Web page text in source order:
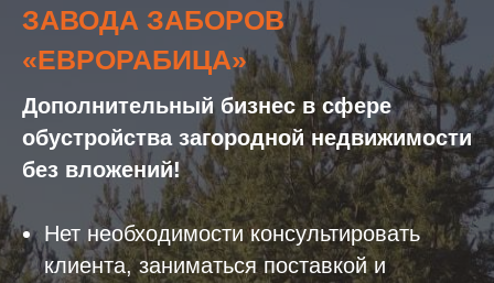
ЗАВОДА ЗАБОРОВ
«ЕВРОРАБИЦА»
Дополнительный бизнес в сфере
обустройства загородной недвижимости
без вложений!
Нет необходимости консультировать
клиента, заниматься поставкой и